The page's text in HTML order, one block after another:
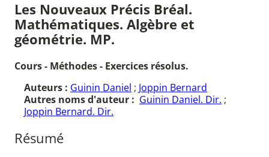
Les Nouveaux Précis Bréal.
Mathématiques. Algèbre et
géométrie. MP.
Cours - Méthodes - Exercices résolus.
Auteurs : Guinin Daniel ; Joppin Bernard
Autres noms d'auteur : Guinin Daniel. Dir. ;
Joppin Bernard. Dir.
Résumé